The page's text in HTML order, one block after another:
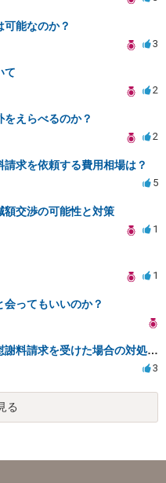
能なのか？
3
て
2
えらべるのか？
2
求を依頼する費用相場は？
5
額交渉の可能性と対策
1
1
ってもいいのか？
未成年の娘がネット恋愛で慰謝料請求を受けた場合の対処法は？
3
る